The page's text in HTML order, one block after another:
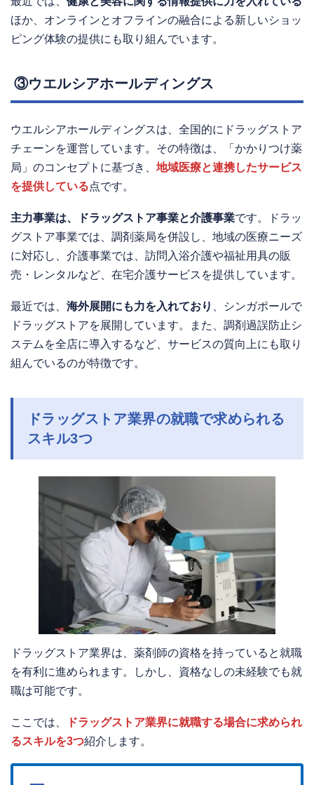
ほか、オンラインとオフラインの融合による新しいショッ
ピング体験の提供にも取り組んでいます。
③ウエルシアホールディングス
ウエルシアホールディングスは、全国的にドラッグストア
チェーンを運営しています。その特徴は、「かかりつけ薬
局」のコンセプトに基づき、 地域医療と連携したサービス
を提供している点です。
主力事業は、ドラッグストア事業と介護事業です。ドラッ
グストア事業では、調剤薬局を併設し、地域の医療ニーズ
に対応し、介護事業では、訪問入浴介護や福祉用具の販
売・レンタルなど、在宅介護サービスを提供しています。
最近では、 海外展開にも力を入れており
、シンガポールで
ドラッグストアを展開しています。また、調剤過誤防止シ
ステムを全店に導入するなど、サービスの質向上にも取り
組んでいるのが特徴です。
ドラッグストア業界の就職で求められる
スキル3つ
ドラッグストア業界は、薬剤師の資格を持っていると就職
を有利に進められます。しかし、資格なしの未経験でも就
職は可能です。
ここでは、
ドラッグストア業界に就職する場合に求められ
るスキルを3つ紹介します。